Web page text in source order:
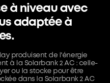
à niveau avec
adaptée à
produisent de l'énergie
à la Solarbank 2 AC : celle-
ou la stocke pour être
dans la Solarbank 2 AC